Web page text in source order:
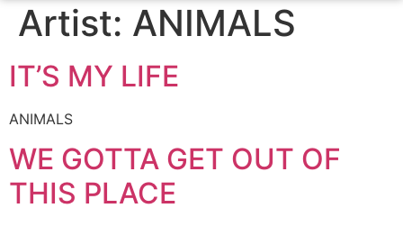
Artist: ANIMALS
IT’S MY LIFE
ANIMALS
WE GOTTA GET OUT OF
THIS PLACE